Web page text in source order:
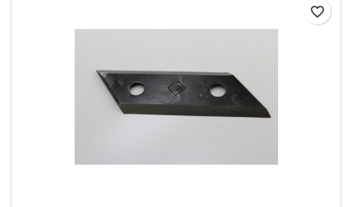
favorite_border